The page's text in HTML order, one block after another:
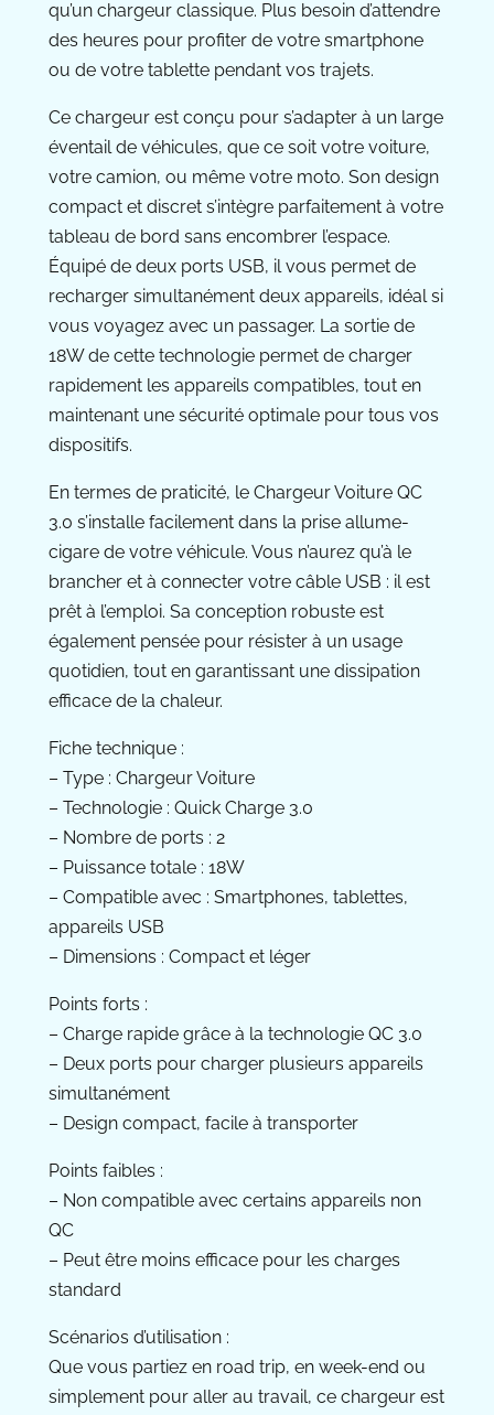
qu’un chargeur classique. Plus besoin d’attendre
des heures pour profiter de votre smartphone
ou de votre tablette pendant vos trajets.
Ce chargeur est conçu pour s’adapter à un large
éventail de véhicules, que ce soit votre voiture,
votre camion, ou même votre moto. Son design
compact et discret s’intègre parfaitement à votre
tableau de bord sans encombrer l’espace.
Équipé de deux ports USB, il vous permet de
recharger simultanément deux appareils, idéal si
vous voyagez avec un passager. La sortie de
18W de cette technologie permet de charger
rapidement les appareils compatibles, tout en
maintenant une sécurité optimale pour tous vos
dispositifs.
En termes de praticité, le Chargeur Voiture QC
3.0 s’installe facilement dans la prise allume-
cigare de votre véhicule. Vous n’aurez qu’à le
brancher et à connecter votre câble USB : il est
prêt à l’emploi. Sa conception robuste est
également pensée pour résister à un usage
quotidien, tout en garantissant une dissipation
efficace de la chaleur.
Fiche technique :
– Type : Chargeur Voiture
– Technologie : Quick Charge 3.0
– Nombre de ports : 2
– Puissance totale : 18W
– Compatible avec : Smartphones, tablettes,
appareils USB
– Dimensions : Compact et léger
Points forts :
– Charge rapide grâce à la technologie QC 3.0
– Deux ports pour charger plusieurs appareils
simultanément
– Design compact, facile à transporter
Points faibles :
– Non compatible avec certains appareils non
QC
– Peut être moins efficace pour les charges
standard
Scénarios d’utilisation :
Que vous partiez en road trip, en week-end ou
simplement pour aller au travail, ce chargeur est